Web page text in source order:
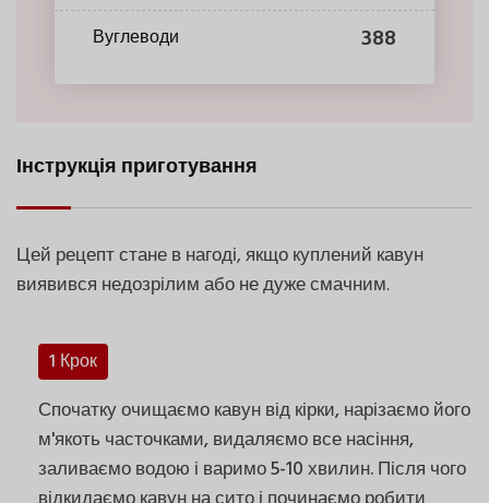
Вуглеводи 388
Інструкція приготування
Цей рецепт стане в нагоді, якщо куплений кавун
виявився недозрілим або не дуже смачним.
1 Крок
Спочатку очищаємо кавун від кірки, нарізаємо його
м'якоть часточками, видаляємо все насіння,
заливаємо водою і варимо 5-10 хвилин. Після чого